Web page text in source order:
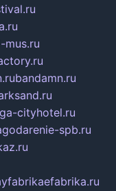
mus.ru
bandamn.ru
cityhotel.ru
spb.ru